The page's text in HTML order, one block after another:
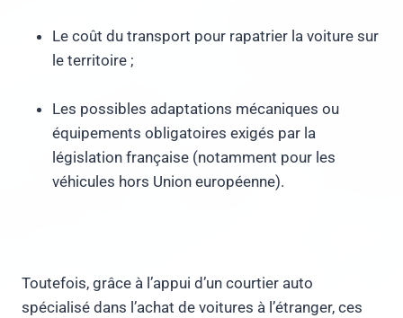
Le coût du transport pour rapatrier la voiture sur
le territoire ;
Les possibles adaptations mécaniques ou
équipements obligatoires exigés par la
législation française (notamment pour les
véhicules hors Union européenne).
Toutefois, grâce à l’appui d’un courtier auto
spécialisé dans l’achat de voitures à l’étranger, ces